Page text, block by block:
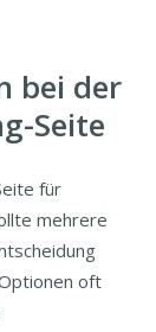
bei der
Seite
für
mehrere
oft